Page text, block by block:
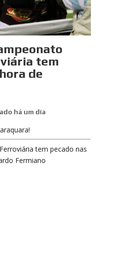
tem
de
há um dia
tem pecado nas
Fermiano